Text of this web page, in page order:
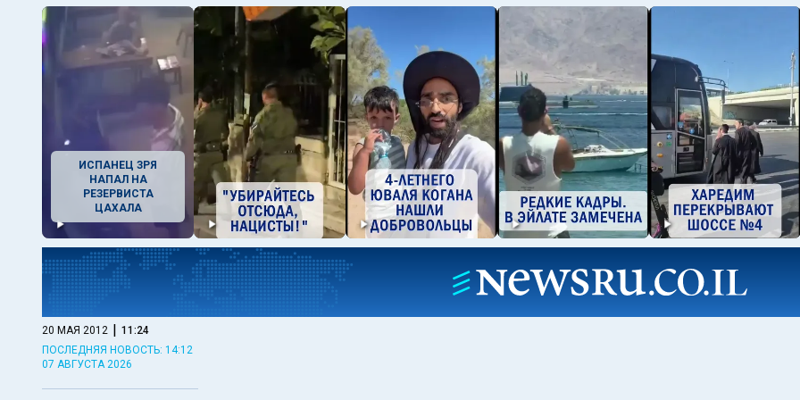
ИСПАНЕЦ ЗРЯ
НАПАЛ НА
РЕЗЕРВИСТА
ЦАХАЛА
20 МАЯ 2012 | 11:24
ПОСЛЕДНЯЯ НОВОСТЬ: 14:12
07 АВГУСТА 2026